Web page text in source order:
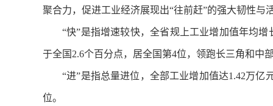
聚合力，促进工业经济展现出“往前赶”的强大韧性与
“快”是指增速较快，全省规上工业增加值年均
于全国2.6个百分点，居全国第4位，领跑长三角和中
“进”是指总量进位，全部工业增加值达1.42万
位。